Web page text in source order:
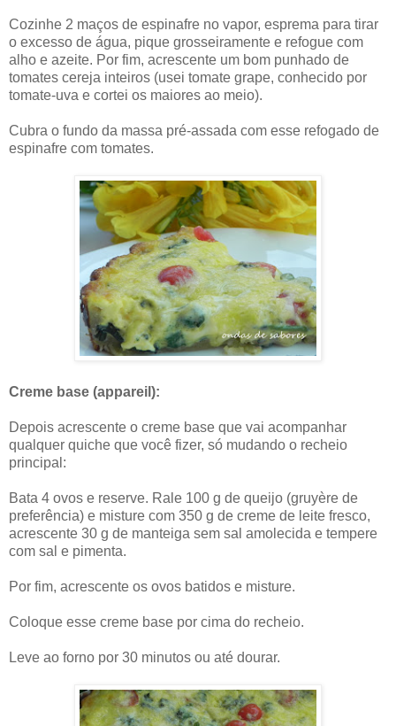
Cozinhe 2 maços de espinafre no vapor, esprema para tirar
o excesso de água, pique grosseiramente e refogue com
alho e azeite. Por fim, acrescente um bom punhado de
tomates cereja inteiros (usei tomate grape, conhecido por
tomate-uva e cortei os maiores ao meio).
Cubra o fundo da massa pré-assada com esse refogado de
espinafre com tomates.
Creme base (appareil):
Depois acrescente o creme base que vai acompanhar
qualquer quiche que você fizer, só mudando o recheio
principal:
Bata 4 ovos e reserve. Rale 100 g de queijo (gruyère de
preferência) e misture com 350 g de creme de leite fresco,
acrescente 30 g de manteiga sem sal amolecida e tempere
com sal e pimenta.
Por fim, acrescente os ovos batidos e misture.
Coloque esse creme base por cima do recheio.
Leve ao forno por 30 minutos ou até dourar.